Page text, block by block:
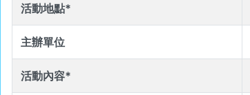
活動地點*
主辦單位
活動內容*